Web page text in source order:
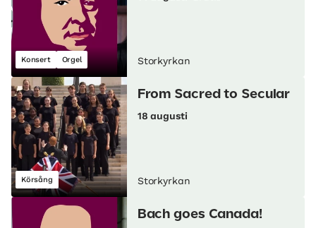
Konsert Orgel Storkyrkan
Körsång
From Sacred to Secular
18 augusti
Storkyrkan
Bach goes Canada!